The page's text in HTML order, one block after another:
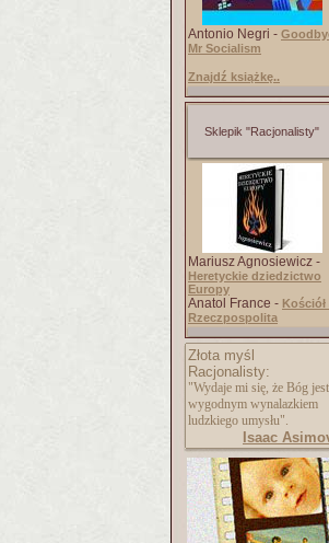
Antonio Negri -
Mr Socialism
Znajdź książkę..
Sklepik "Racjonalisty"
Mariusz Agnosiewicz -
Heretyckie dziedzictwo
Europy
Anatol France - Kościół
Rzeczpospolita
Złota myśl
Racjonalisty:
"Wydaje mi się, że Bóg jest
wygodnym wynalazkiem
ludzkiego umysłu".
Isaac